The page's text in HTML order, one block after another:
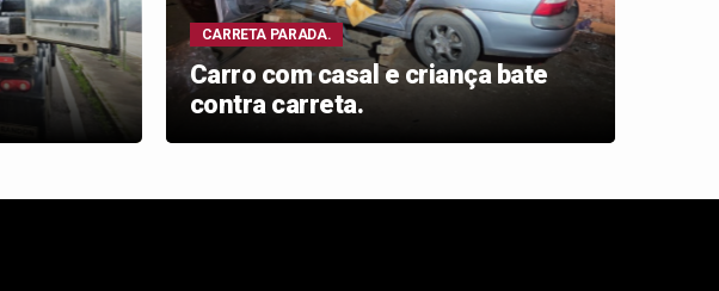
CARRETA PARADA.
Carro com casal e criança bate
contra carreta.